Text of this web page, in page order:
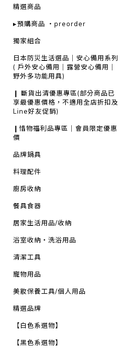
精選商品
▸預購商品 ・preorder
獨家組合
日本防災生活選品｜安心備用系列
( 戶外安心備用｜露營安心備用｜
野外多功能用具)
❙ 斷貨出清優惠專區(部分商品已
享最優惠價格，不適用全店折扣及
Line好友促銷)
❙惜物福利品專區｜會員限定優惠
價
品牌鍋具
料理配件
廚房收納
餐具食器
居家生活用品/收納
浴室收納・洗浴用品
清潔工具
寵物用品
美妝保養工具/個人用品
精選品牌
【白色系選物】
【黑色系選物】